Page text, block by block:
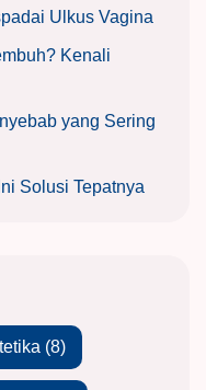
Ulkus Vagina
Kenali
yang Sering
Solusi Tepatnya
(8)